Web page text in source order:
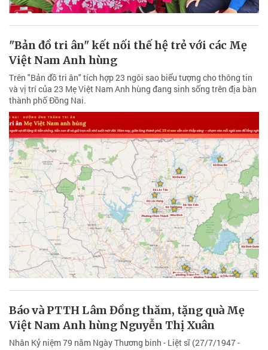
"Bản đồ tri ân" kết nối thế hệ trẻ với các Mẹ
Việt Nam Anh hùng
Trên "Bản đồ tri ân" tích hợp 23 ngôi sao biểu tượng cho thông tin
và vị trí của 23 Mẹ Việt Nam Anh hùng đang sinh sống trên địa bàn
thành phố Đồng Nai.
Báo và PTTH Lâm Đồng thăm, tặng quà Mẹ
Việt Nam Anh hùng Nguyễn Thị Xuân
Nhân Kỷ niệm 79 năm Ngày Thương binh - Liệt sĩ (27/7/1947 -